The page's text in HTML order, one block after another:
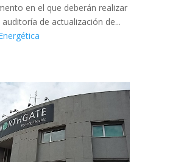
en el que deberán realizar
de actualización de...